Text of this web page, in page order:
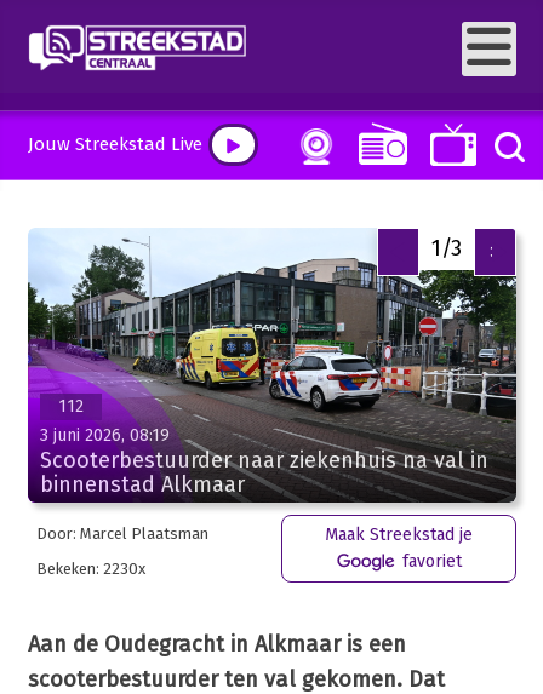
Jouw Streekstad Live
>
2/3
112
3 juni 2026, 08:19
Scooterbestuurder naar ziekenhuis na val in
binnenstad Alkmaar
Door: Marcel Plaatsman
Bekeken: 2230x
Maak Streekstad je
favoriet
Aan de Oudegracht in Alkmaar is een
scooterbestuurder ten val gekomen. Dat